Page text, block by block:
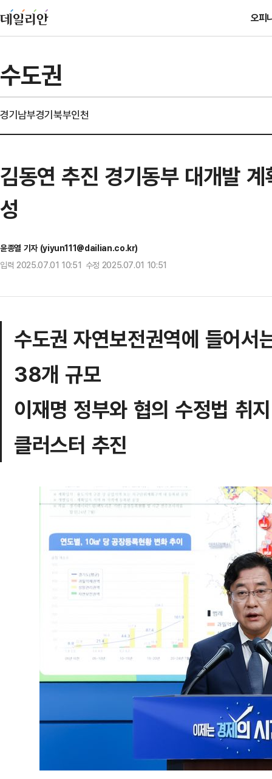
오피
수도권
경기남부경기북부인천
김동연 추진 경기동부 대개발
성
윤종열 기자 (yiyun111@dailian.co.kr)
입력 2025.07.01 10:51 수정 2025.07.01 10:51
수도권 자연보전권역에 들어
38개 규모
이재명 정부와 협의 수정법 취
클러스터 추진